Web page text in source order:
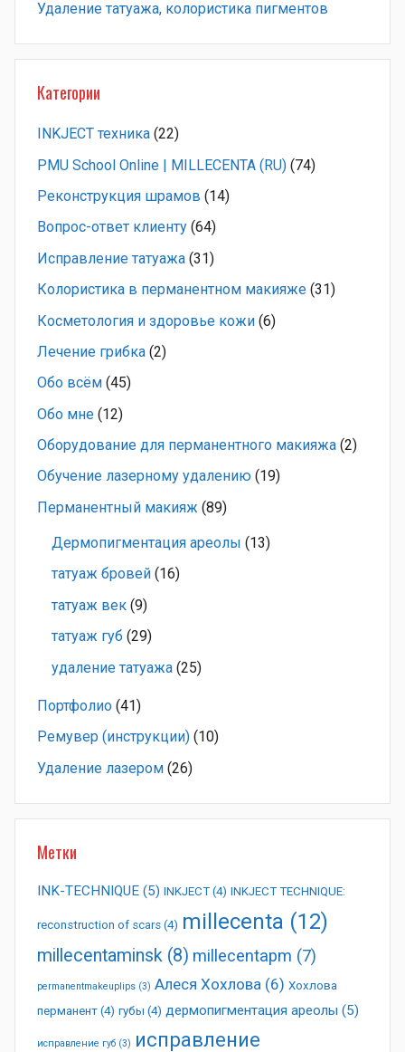
Удаление татуажа, колористика пигментов
Категории
INKJECT техника (22)
PMU School Online | MILLECENTA (RU) (74)
Pеконструкция шрамов (14)
Вопрос-ответ клиенту (64)
Исправление татуажа (31)
Колористика в перманентном макияже (31)
Косметология и здоровье кожи (6)
Лечение грибка (2)
Обо всём (45)
Обо мне (12)
Оборудование для перманентного макияжа (2)
Обучение лазерному удалению (19)
Перманентный макияж (89)
Дермопигментация ареолы (13)
татуаж бровей (16)
татуаж век (9)
татуаж губ (29)
удаление татуажа (25)
Портфолио (41)
Ремувер (инструкции) (10)
Удаление лазером (26)
Метки
INK-TECHNIQUE (5) INKJECT (4) INKJECT TECHNIQUE:
reconstruction of scars (4) millecenta (12)
millecentaminsk (8) millecentapm (7)
permanentmakeuplips (3) Алеся Хохлова (6) Хохлова
перманент (4) губы (4) дермопигментация ареолы (5)
исправление губ (3) исправление